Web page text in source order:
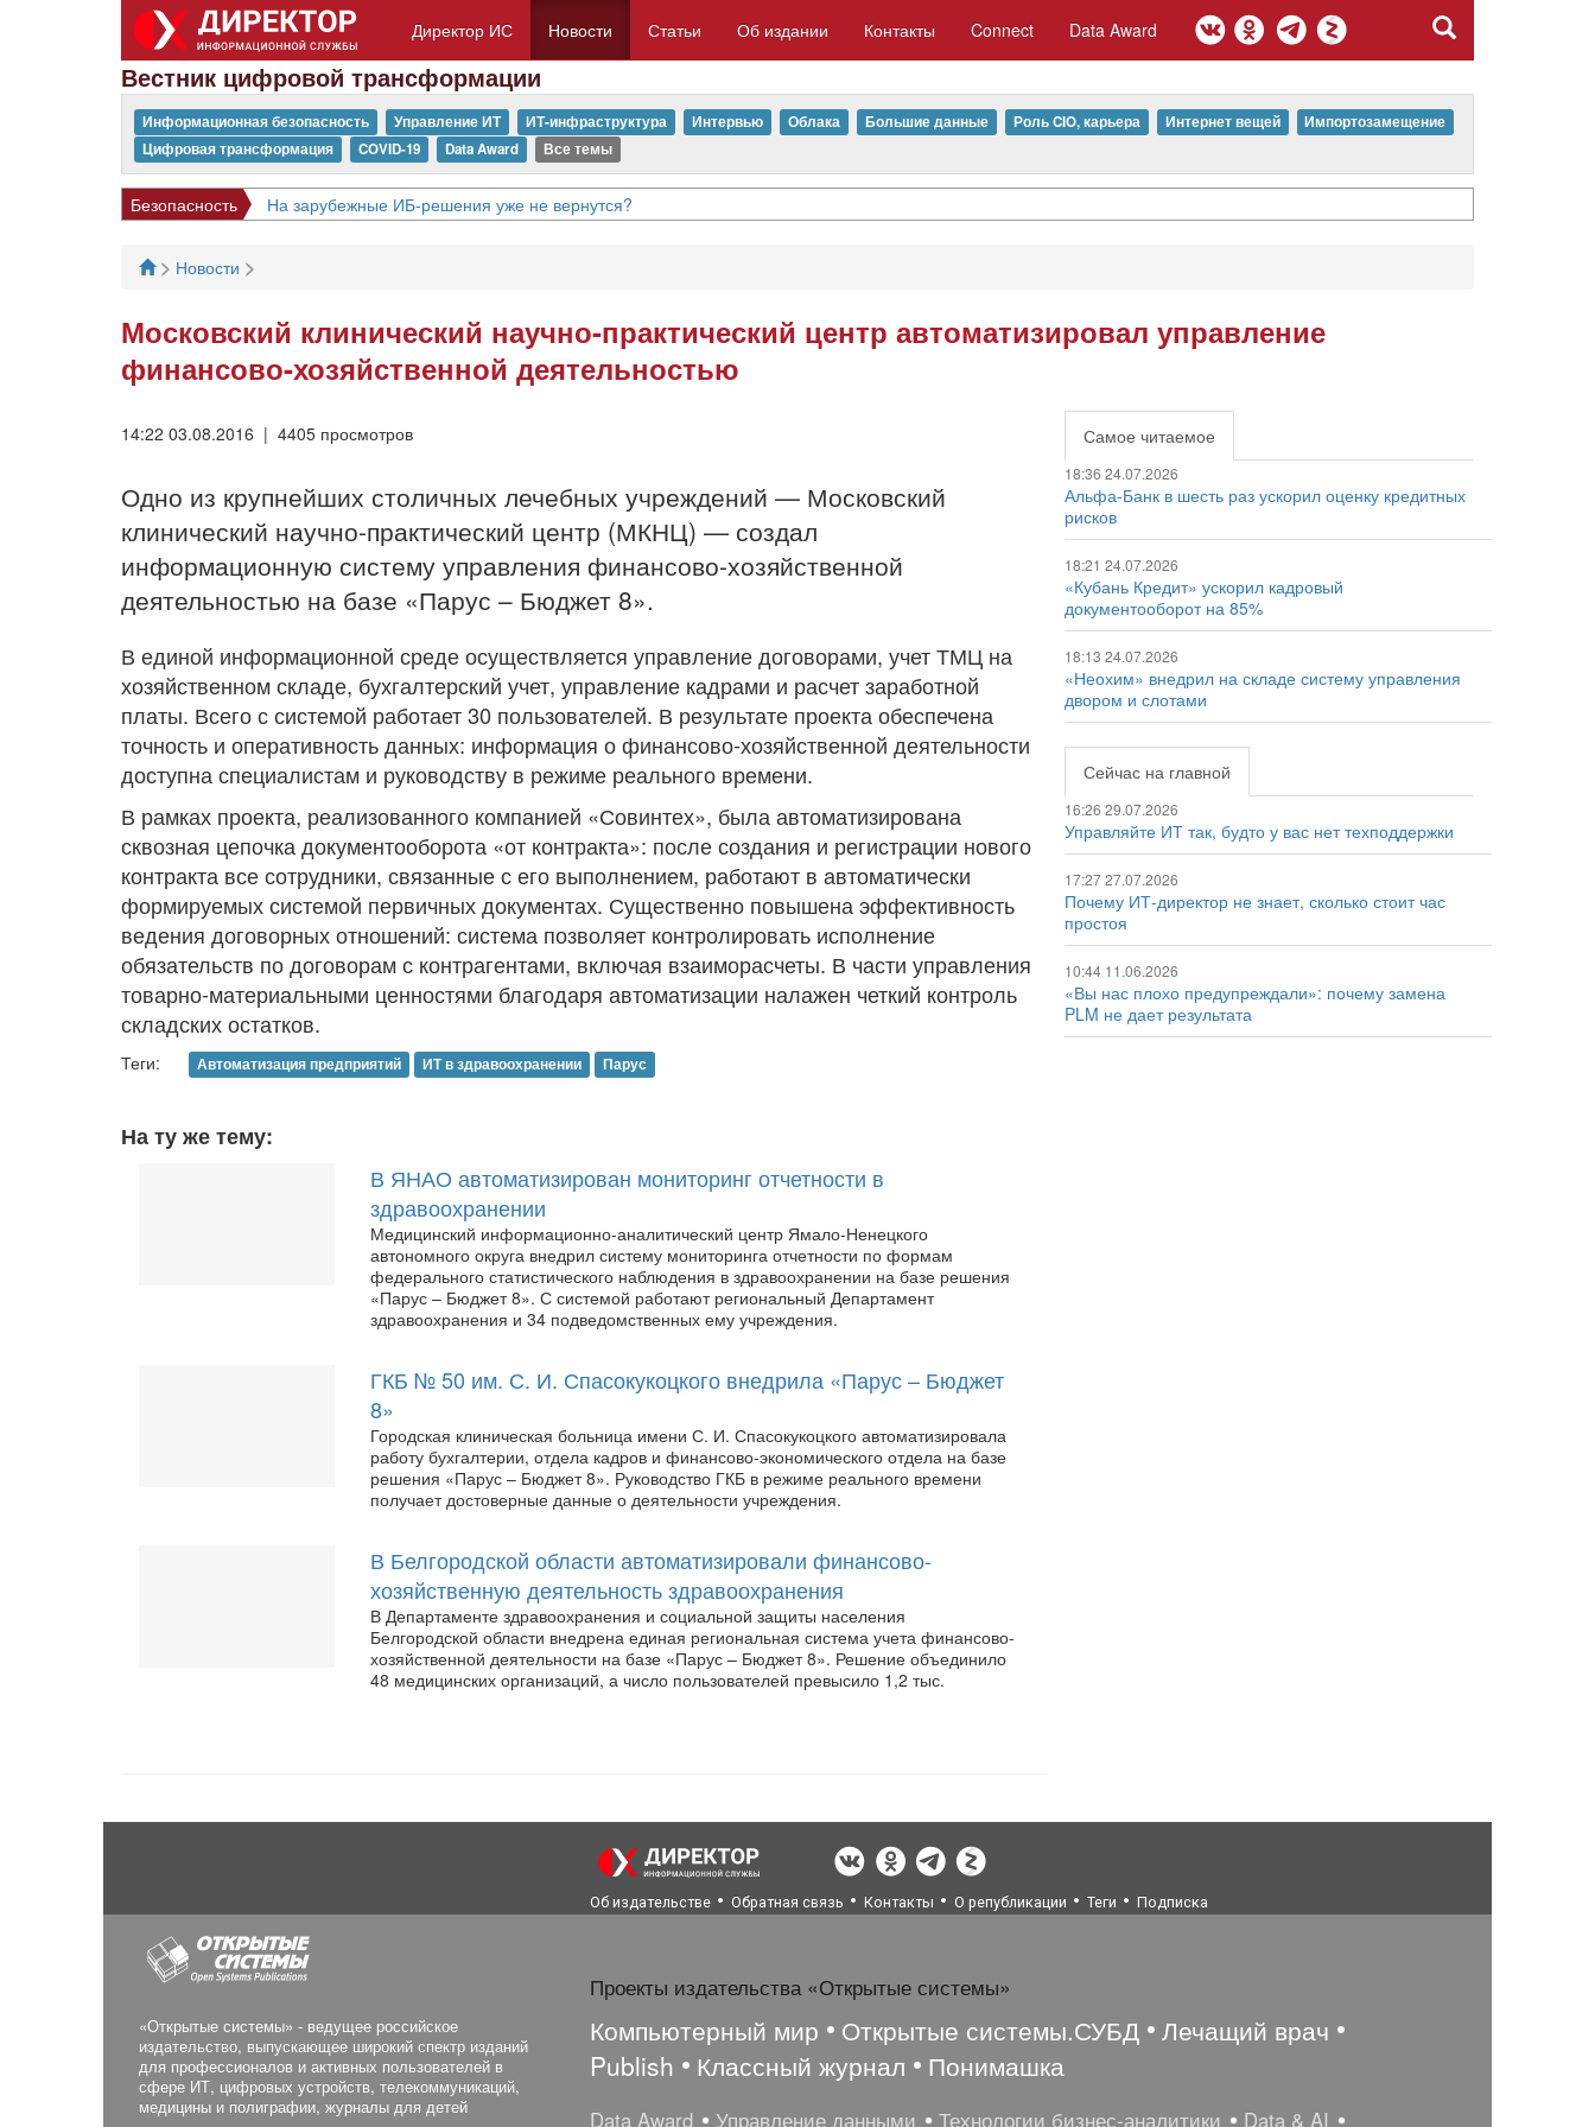
Директор ИС Новости Статьи Об издании Контакты Connect Data Award
Вестник цифровой трансформации
Информационная безопасность Управление ИТ ИТ-инфраструктура Интервью Облака Большие данные Роль CIO, карьера Интернет вещей
Импортозамещение
Цифровая трансформация
COVID-19 Data Award Все темы
Безопасность На зарубежные ИБ-решения уже не вернутся?
> Новости >
Московский клинический научно-практический центр автоматизировал управление
финансово-хозяйственной деятельностью
14:22 03.08.2016 | 4405 просмотров
Одно из крупнейших столичных лечебных учреждений — Московский
клинический научно-практический центр (МКНЦ) — создал
информационную систему управления финансово-хозяйственной
деятельностью на базе «Парус – Бюджет 8».
В единой информационной среде осуществляется управление договорами, учет ТМЦ на
хозяйственном складе, бухгалтерский учет, управление кадрами и расчет заработной
платы. Всего с системой работает 30 пользователей. В результате проекта обеспечена
точность и оперативность данных: информация о финансово-хозяйственной деятельности
доступна специалистам и руководству в режиме реального времени.
В рамках проекта, реализованного компанией «Совинтех», была автоматизирована
сквозная цепочка документооборота «от контракта»: после создания и регистрации нового
контракта все сотрудники, связанные с его выполнением, работают в автоматически
формируемых системой первичных документах. Существенно повышена эффективность
ведения договорных отношений: система позволяет контролировать исполнение
обязательств по договорам с контрагентами, включая взаиморасчеты. В части управления
товарно-материальными ценностями благодаря автоматизации налажен четкий контроль
складских остатков.
Теги: Автоматизация предприятий ИТ в здравоохранении Парус
На ту же тему:
В ЯНАО автоматизирован мониторинг отчетности в
здравоохранении
Медицинский информационно-аналитический центр Ямало-Ненецкого
автономного округа внедрил систему мониторинга отчетности по формам
федерального статистического наблюдения в здравоохранении на базе решения
«Парус – Бюджет 8». С системой работают региональный Департамент
здравоохранения и 34 подведомственных ему учреждения.
ГКБ № 50 им. С. И. Спасокукоцкого внедрила «Парус – Бюджет
8»
Городская клиническая больница имени С. И. Спасокукоцкого автоматизировала
работу бухгалтерии, отдела кадров и финансово-экономического отдела на базе
решения «Парус – Бюджет 8». Руководство ГКБ в режиме реального времени
получает достоверные данные о деятельности учреждения.
В Белгородской области автоматизировали финансово-
хозяйственную деятельность здравоохранения
В Департаменте здравоохранения и социальной защиты населения
Белгородской области внедрена единая региональная система учета финансово-
хозяйственной деятельности на базе «Парус – Бюджет 8». Решение объединило
48 медицинских организаций, а число пользователей превысило 1,2 тыс.
Самое читаемое
18:36 24.07.2026
Альфа-Банк в шесть раз ускорил оценку кредитных
рисков
18:21 24.07.2026
«Кубань Кредит» ускорил кадровый
документооборот на 85%
18:13 24.07.2026
«Неохим» внедрил на складе систему управления
двором и слотами
Сейчас на главной
16:26 29.07.2026
Управляйте ИТ так, будто у вас нет техподдержки
17:27 27.07.2026
Почему ИТ-директор не знает, сколько стоит час
простоя
10:44 11.06.2026
«Вы нас плохо предупреждали»: почему замена
PLM не дает результата
Об издательстве Обратная связь Контакты О републикации Теги Подписка
«Открытые системы» - ведущее российское
издательство, выпускающее широкий спектр изданий
для профессионалов и активных пользователей в
сфере ИТ, цифровых устройств, телекоммуникаций,
медицины и полиграфии, журналы для детей
Проекты издательства «Открытые системы»
Компьютерный мир Открытые системы.СУБД
Лечащий врач
Publish
Классный журнал Понимашка
Data Award Управление данными Технологии бизнес-аналитики Data & AI